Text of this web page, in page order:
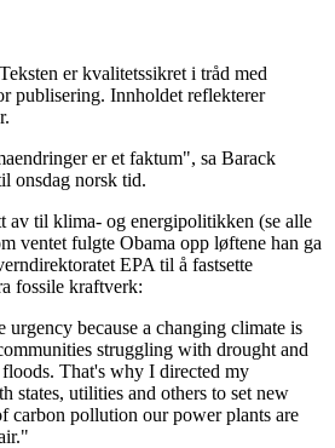
er kvalitetssikret i tråd med
publisering. Innholdet reflekterer
er et faktum", sa Barack
onsdag norsk tid.
av til klima- og energipolitikken (se alle
ventet fulgte Obama opp løftene han ga
EPA til å fastsette
fossile kraftverk:
because a changing climate is
struggling with drought and
That's why I directed my
states, utilities and others to set new
carbon pollution our power plants are